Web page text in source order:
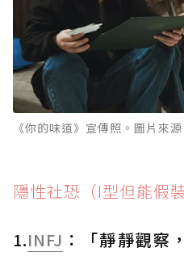
《你的味道》宣傳照。圖片來
隱性社恐（I型但能假裝
1.INFJ ：「靜靜觀察